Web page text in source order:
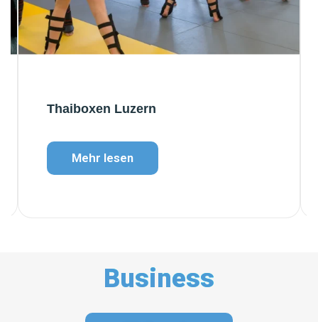
Thaiboxen Luzern
Mehr lesen
Business